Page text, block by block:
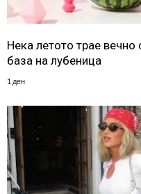
Нека летото трае
база на лубеница
1 ден